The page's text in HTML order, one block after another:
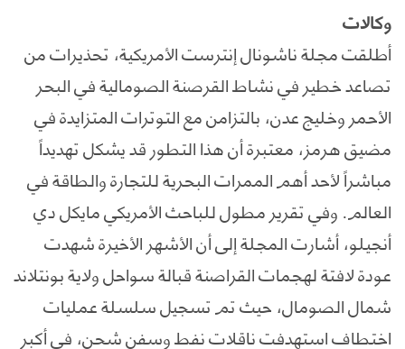
وكالات
أطلقت مجلة ناشونال إنترست الأمريكية، تحذيرات من
تصاعد خطير في نشاط القرصنة الصومالية في البحر
الأحمر وخليج عدن، بالتزامن مع التوترات المتزايدة في
مضيق هرمز، معتبرة أن هذا التطور قد يشكل تهديداً
مباشراً لأحد أهم الممرات البحرية للتجارة والطاقة في
العالم. وفي تقرير مطول للباحث الأمريكي مايكل دي
أنجيلو، أشارت المجلة إلى أن الأشهر الأخيرة شهدت
عودة لافتة لهجمات القراصنة قبالة سواحل ولاية بونتلاند
شمال الصومال، حيث تم تسجيل سلسلة عمليات
اختطاف استهدفت ناقلات نفط وسفن شحن، في أكبر